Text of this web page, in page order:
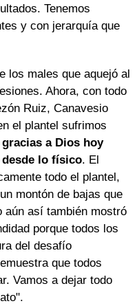
Tenemos
y con jerarquía que
los males que aquejó al
Ahora, con todo
Ruiz, Canavesio
el plantel sufrimos
gracias a Dios hoy
lo físico. El
todo el plantel,
montón de bajas que
aún así también mostró
porque todos los
del desafío
que todos
Vamos a dejar todo